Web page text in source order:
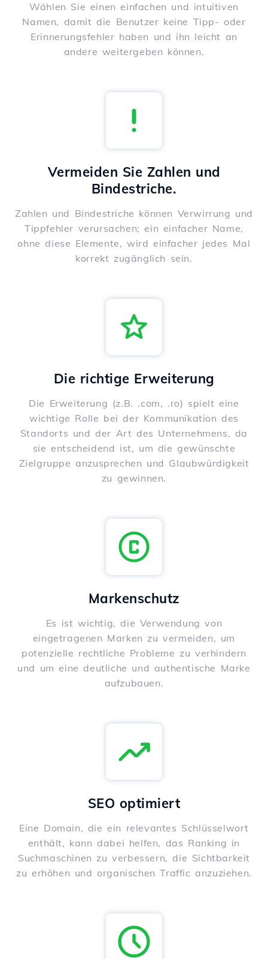
Wählen Sie einen einfachen und intuitiven
Namen, damit die Benutzer keine Tipp- oder
Erinnerungsfehler haben und ihn leicht an
andere weitergeben können.
Vermeiden Sie Zahlen und
Bindestriche.
Zahlen und Bindestriche können Verwirrung und
Tippfehler verursachen; ein einfacher Name,
ohne diese Elemente, wird einfacher jedes Mal
korrekt zugänglich sein.
Die richtige Erweiterung
Die Erweiterung (z.B. .com, .ro) spielt eine
wichtige Rolle bei der Kommunikation des
Standorts und der Art des Unternehmens, da
sie entscheidend ist, um die gewünschte
Zielgruppe anzusprechen und Glaubwürdigkeit
zu gewinnen.
Markenschutz
Es ist wichtig, die Verwendung von
eingetragenen Marken zu vermeiden, um
potenzielle rechtliche Probleme zu verhindern
und um eine deutliche und authentische Marke
aufzubauen.
SEO optimiert
Eine Domain, die ein relevantes Schlüsselwort
enthält, kann dabei helfen, das Ranking in
Suchmaschinen zu verbessern, die Sichtbarkeit
zu erhöhen und organischen Traffic anzuziehen.